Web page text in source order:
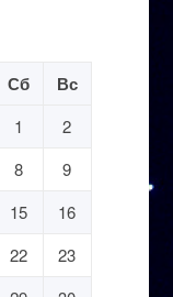
Сб Вс
1
2
8
9
15
16
22
23